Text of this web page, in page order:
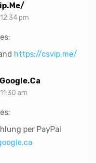
pm
https://csvip.me/
am
per PayPal